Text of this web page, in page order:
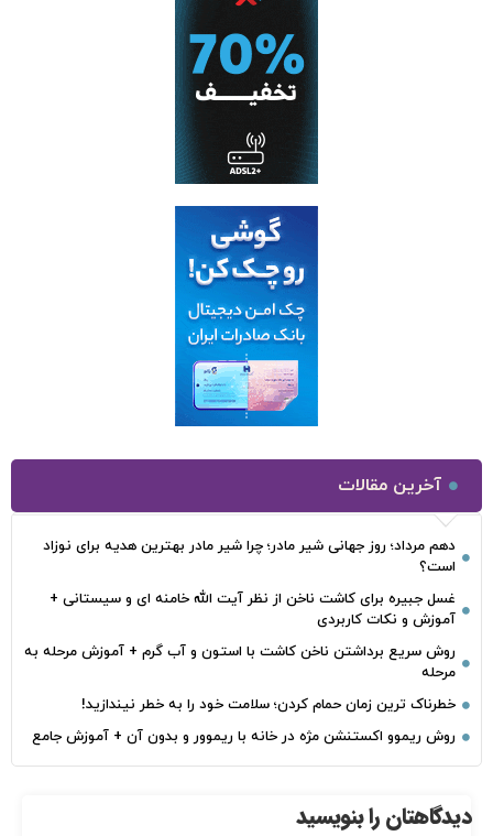
آخرین مقالات
دهم مرداد؛ روز جهانی شیر مادر؛ چرا شیر مادر بهترین هدیه برای نوزاد
است؟
غسل جبیره برای کاشت ناخن از نظر آیت الله خامنه ای و سیستانی +
آموزش و نکات کاربردی
روش سریع برداشتن ناخن کاشت با استون و آب گرم + آموزش مرحله به
مرحله
خطرناک‌ ترین زمان‌ حمام کردن؛ سلامت خود را به خطر نیندازید!
روش ریموو اکستنشن مژه در خانه با ریموور و بدون آن + آموزش جامع
دیدگاهتان را بنویسید